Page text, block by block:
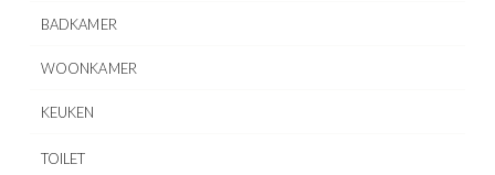
BADKAMER
WOONKAMER
KEUKEN
TOILET